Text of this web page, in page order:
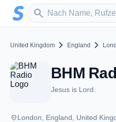
Zum Hauptinhalt springen
search
Sender suchen
United Kingdom chevron_right England chevron_right
BHM
Jesus is Lord.
placeLondon, England, United